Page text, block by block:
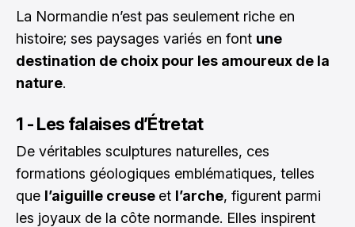
La Normandie n’est pas seulement riche en
histoire; ses paysages variés en font une
destination de choix pour les amoureux de la
nature.
1 - Les falaises d’Étretat
De véritables sculptures naturelles, ces
formations géologiques emblématiques, telles
que l’aiguille creuse et l’arche, figurent parmi
les joyaux de la côte normande. Elles inspirent